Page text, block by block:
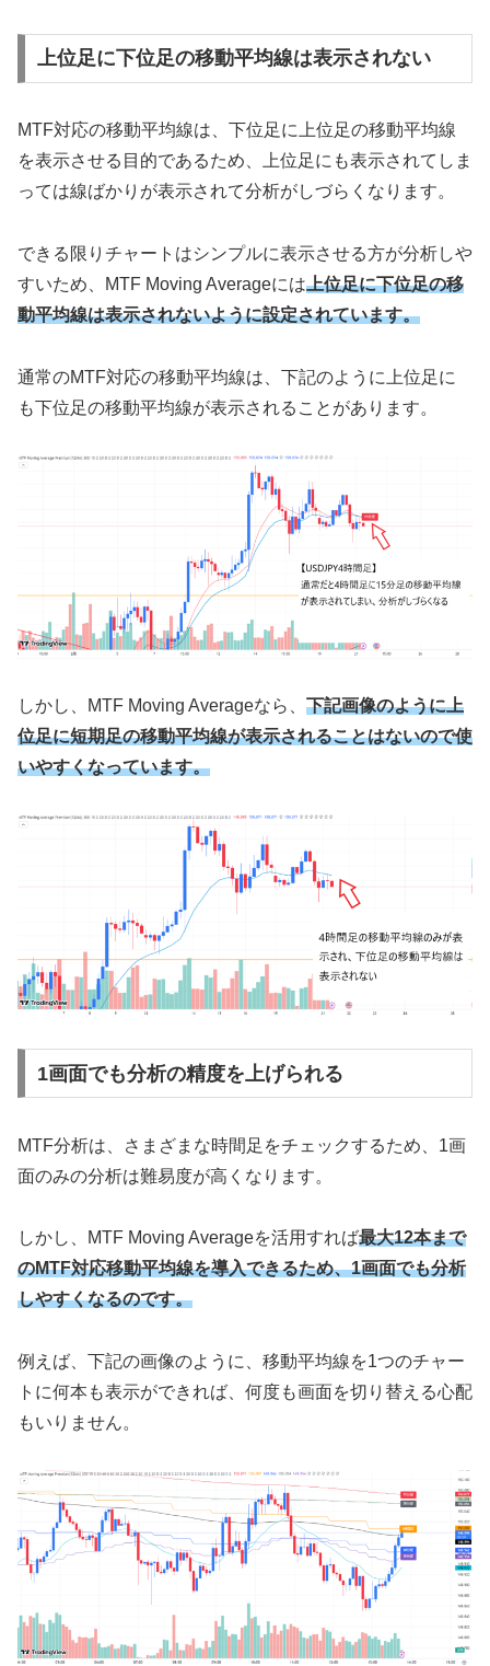
上位足に下位足の移動平均線は表示されない
MTF対応の移動平均線は、下位足に上位足の移動平均線
を表示させる目的であるため、上位足にも表示されてしま
っては線ばかりが表示されて分析がしづらくなります。
できる限りチャートはシンプルに表示させる方が分析しや
すいため、
MTF Moving Averageには上位足に下位足の移
動平均線は表示されないように設定されています。
通常のMTF対応の移動平均線は、下記のように上位足に
も下位足の移動平均線が表示されることがあります。
しかし、 MTF Moving Averageなら、 下記画像のように上
位足に短期足の移動平均線が表示されることはないので使
いやすくなっています。
1画面でも分析の精度を上げられる
MTF分析は、さまざまな時間足をチェックするため、1画
面のみの分析は難易度が高くなります。
しかし、 MTF Moving Averageを活用すれば最大12本まで
のMTF対応移動平均線を導入できるため、1画面でも分析
しやすくなるのです。
例えば、下記の画像のように、移動平均線を1つのチャー
トに何本も表示ができれば、何度も画面を切り替える心配
もいりません。